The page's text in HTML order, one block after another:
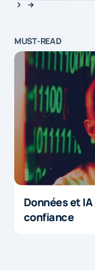
MUST-READ
Données et
confiance